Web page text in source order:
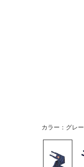
カラー：グレー